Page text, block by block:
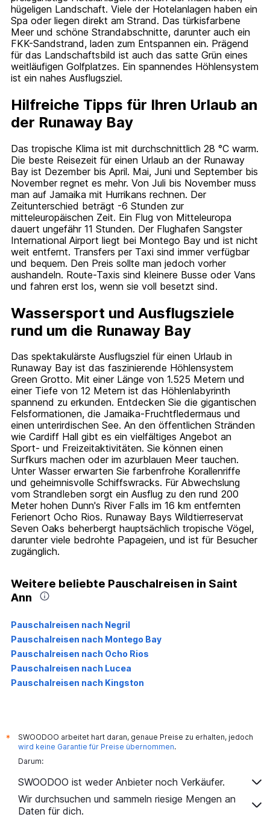
hügeligen Landschaft. Viele der Hotelanlagen haben ein
Spa oder liegen direkt am Strand. Das türkisfarbene
Meer und schöne Strandabschnitte, darunter auch ein
FKK-Sandstrand, laden zum Entspannen ein. Prägend
für das Landschaftsbild ist auch das satte Grün eines
weitläufigen Golfplatzes. Ein spannendes Höhlensystem
ist ein nahes Ausflugsziel.
Hilfreiche Tipps für Ihren Urlaub an
der Runaway Bay
Das tropische Klima ist mit durchschnittlich 28 °C warm.
Die beste Reisezeit für einen Urlaub an der Runaway
Bay ist Dezember bis April. Mai, Juni und September bis
November regnet es mehr. Von Juli bis November muss
man auf Jamaika mit Hurrikans rechnen. Der
Zeitunterschied beträgt -6 Stunden zur
mitteleuropäischen Zeit. Ein Flug von Mitteleuropa
dauert ungefähr 11 Stunden. Der Flughafen Sangster
International Airport liegt bei Montego Bay und ist nicht
weit entfernt. Transfers per Taxi sind immer verfügbar
und bequem. Den Preis sollte man jedoch vorher
aushandeln. Route-Taxis sind kleinere Busse oder Vans
und fahren erst los, wenn sie voll besetzt sind.
Wassersport und Ausflugsziele
rund um die Runaway Bay
Das spektakulärste Ausflugsziel für einen Urlaub in
Runaway Bay ist das faszinierende Höhlensystem
Green Grotto. Mit einer Länge von 1.525 Metern und
einer Tiefe von 12 Metern ist das Höhlenlabyrinth
spannend zu erkunden. Entdecken Sie die gigantischen
Felsformationen, die Jamaika-Fruchtfledermaus und
einen unterirdischen See. An den öffentlichen Stränden
wie Cardiff Hall gibt es ein vielfältiges Angebot an
Sport- und Freizeitaktivitäten. Sie können einen
Surfkurs machen oder im azurblauen Meer tauchen.
Unter Wasser erwarten Sie farbenfrohe Korallenriffe
und geheimnisvolle Schiffswracks. Für Abwechslung
vom Strandleben sorgt ein Ausflug zu den rund 200
Meter hohen Dunn's River Falls im 16 km entfernten
Ferienort Ocho Rios. Runaway Bays Wildtierreservat
Seven Oaks beherbergt hauptsächlich tropische Vögel,
darunter viele bedrohte Papageien, und ist für Besucher
zugänglich.
Weitere beliebte Pauschalreisen in Saint
Ann
Pauschalreisen nach Negril
Pauschalreisen nach Montego Bay
Pauschalreisen nach Ocho Rios
Pauschalreisen nach Lucea
Pauschalreisen nach Kingston
*
SWOODOO arbeitet hart daran, genaue Preise zu erhalten, jedoch
wird keine Garantie für Preise übernommen.
Darum:
SWOODOO ist weder Anbieter noch Verkäufer.
Wir durchsuchen und sammeln riesige Mengen an
Daten für dich.